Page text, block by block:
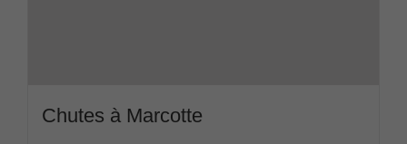
Chutes à Marcotte